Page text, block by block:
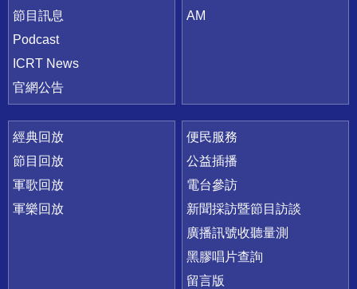
節目訊息
Podcast
ICRT News
官網公告
AM
經典回放
節目回放
軍歌回放
軍樂回放
便民服務
公益插播
電台參訪
新聞採訪暨節目訪談
廣播訊號收聽量測
黑膠唱片查詢
留言版